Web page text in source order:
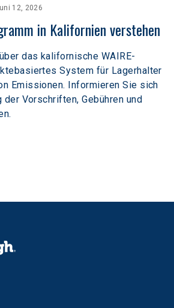
12, 2026
in Kalifornien verstehen
das kalifornische WAIRE-
System für Lagerhalter
Emissionen. Informieren Sie sich
der Vorschriften, Gebühren und